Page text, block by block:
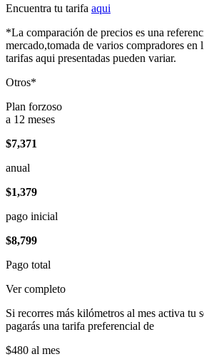
Encuentra tu tarifa aqui
*La comparación de precios es una
mercado,tomada de varios compradores en
tarifas aqui presentadas pueden variar.
Otros*
Plan forzoso
a 12 meses
$7,371
anual
$1,379
pago inicial
$8,799
Pago total
Ver completo
Si recorres más kilómetros al mes activa tu
pagarás una tarifa preferencial de
$480 al mes